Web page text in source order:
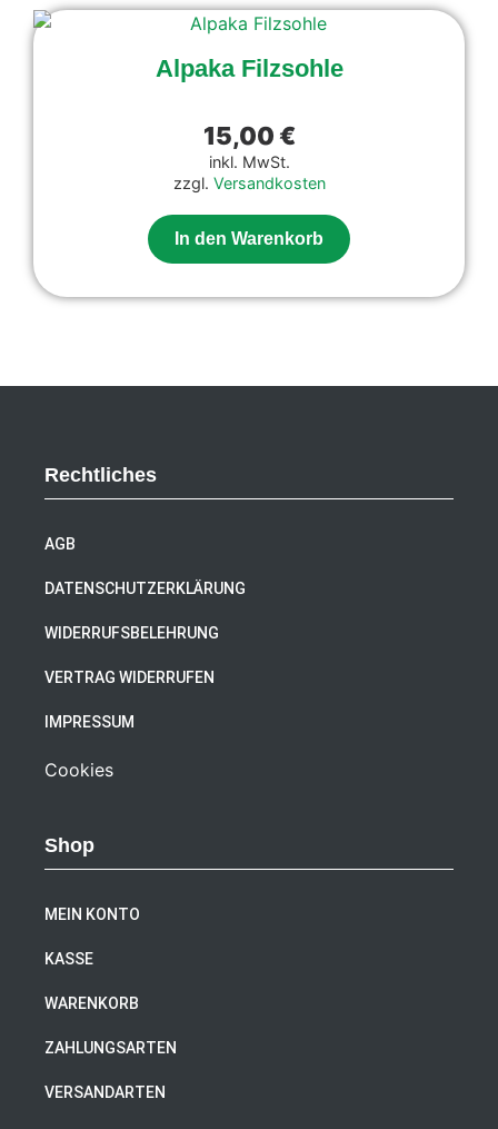
Alpaka Filzsohle
15,00€
inkl. MwSt.
zzgl. Versandkosten
In den Warenkorb
Rechtliches
AGB
DATENSCHUTZERKLÄRUNG
WIDERRUFSBELEHRUNG
VERTRAG WIDERRUFEN
IMPRESSUM
Cookies
Shop
MEIN KONTO
KASSE
WARENKORB
ZAHLUNGSARTEN
VERSANDARTEN